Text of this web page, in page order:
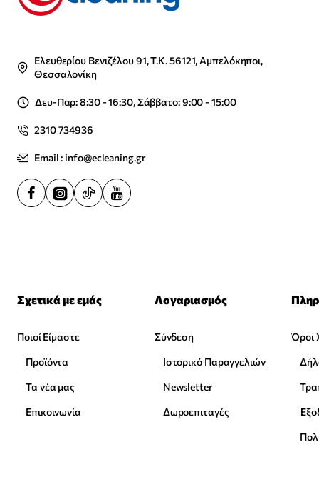
Ελευθερίου Βενιζέλου 91, Τ.Κ. 56121, Αμπελόκηποι,
Θεσσαλονίκη
Δευ-Παρ: 8:30 - 16:30, Σάββατο: 9:00 - 15:00
2310 734936
Email : info@ecleaning.gr
Σχετικά με εμάς
Ποιοί Είμαστε
Προϊόντα
Τα νέα μας
Επικοινωνία
Λογαριασμός
Σύνδεση
Ιστορικό Παραγγελιών
Newsletter
Δωροεπιταγές
Όροι